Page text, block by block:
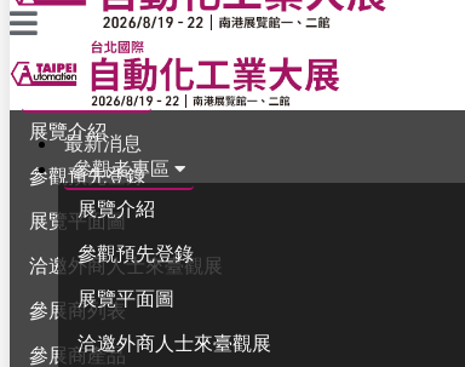
最新消息
參觀者專區
展覽介紹
參觀預先登錄
展覽平面圖
洽邀外商人士來臺觀展
最新消息
參觀者專區
展覽介紹
參觀預先登錄
展覽平面圖
洽邀外商人士來臺觀展
參展商列表
參展商產品